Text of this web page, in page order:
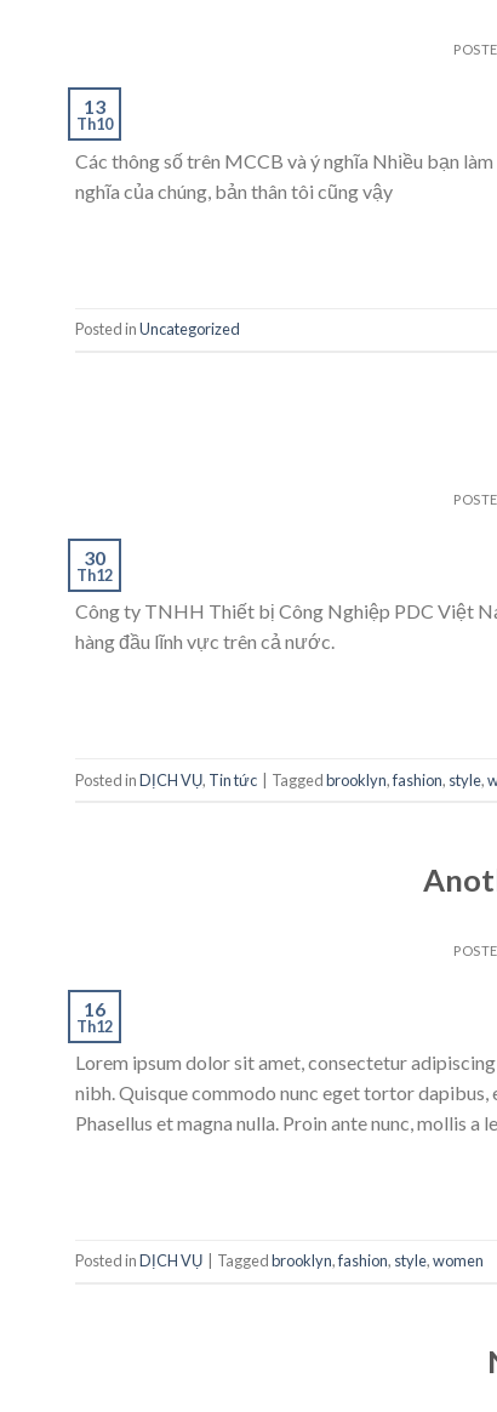
13
Th10
Các thông số trên MCCB và ý nghĩa Nhiều bạn
nghĩa của chúng, bản thân tôi cũng vậy
Posted inUncategorized
30
Th12
Công ty TNHH Thiết bị Công Nghiệp PDC Việt
hàng đầu lĩnh vực trên cả nước.
Posted inDỊCH VỤ, Tin tức Taggedbrooklyn,fashion, style,
16
Th12
Lorem ipsum dolor sit amet, consectetur
nibh. Quisque commodo nunc eget tortor dapibus,
Phasellus et magna nulla. Proin ante nunc, mollis
Posted inDỊCH VỤ Taggedbrooklyn,fashion, style,women